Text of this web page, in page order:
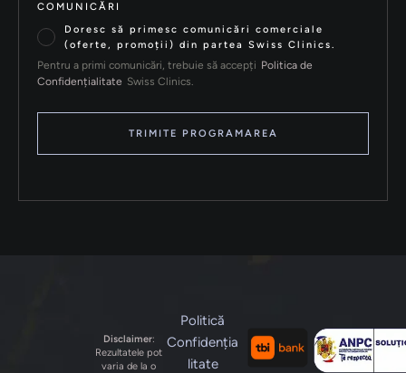
COMUNICĂRI
Doresc să primesc comunicări comerciale
(oferte, promoții) din partea Swiss Clinics.
Pentru a primi comunicări, trebuie să accepți Politica de
Confidențialitate Swiss Clinics.
TRIMITE PROGRAMAREA
Disclaimer:
Rezultatele pot
varia de la o
Politică
Confidenția
litate